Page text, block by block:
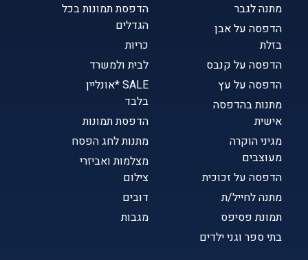
מתנה לגבר
הדפסה על אבן
בזלת
הדפסה על קנבס
הדפסה על עץ
מתנות בהדפסה
אישית
מגיני הוקרה
מעוצבים
הדפסה על זכוכית
מתנה לחייל/ת
תמונת פסיפס
בתי ספר וגני ילדים
הדפסת תמונות בכל
הגדלים
כריות
לבית ולמשרד
SALE *אונליין
בלבד
הדפסת תמונות
מתנות לחג הפסח
מצלמות ואביזרי
צילום
דובים
מגבות